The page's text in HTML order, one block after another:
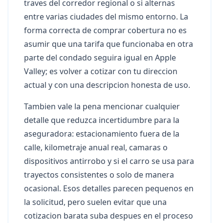
traves del corredor regional o si alternas
entre varias ciudades del mismo entorno. La
forma correcta de comprar cobertura no es
asumir que una tarifa que funcionaba en otra
parte del condado seguira igual en Apple
Valley; es volver a cotizar con tu direccion
actual y con una descripcion honesta de uso.
Tambien vale la pena mencionar cualquier
detalle que reduzca incertidumbre para la
aseguradora: estacionamiento fuera de la
calle, kilometraje anual real, camaras o
dispositivos antirrobo y si el carro se usa para
trayectos consistentes o solo de manera
ocasional. Esos detalles parecen pequenos en
la solicitud, pero suelen evitar que una
cotizacion barata suba despues en el proceso